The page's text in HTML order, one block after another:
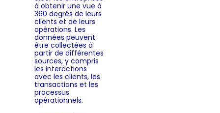
à obtenir une vue à
360 degrés de leurs
clients et de leurs
opérations. Les
données peuvent
être collectées à
partir de différentes
sources, y compris
les interactions
avec les clients, les
transactions et les
processus
opérationnels.